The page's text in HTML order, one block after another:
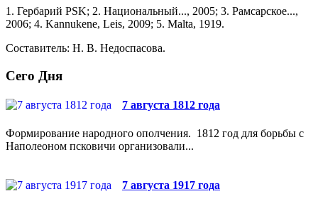
1. Гербарий PSK; 2. Национальный..., 2005; 3. Рамсарское...,
2006; 4. Kannukene, Leis, 2009; 5. Malta, 1919.
Составитель: Н. В. Недоспасова.
Сего Дня
7 августа 1812 года
Формирование народного ополчения. 1812 год для борьбы с
Наполеоном псковичи организовали...
7 августа 1917 года